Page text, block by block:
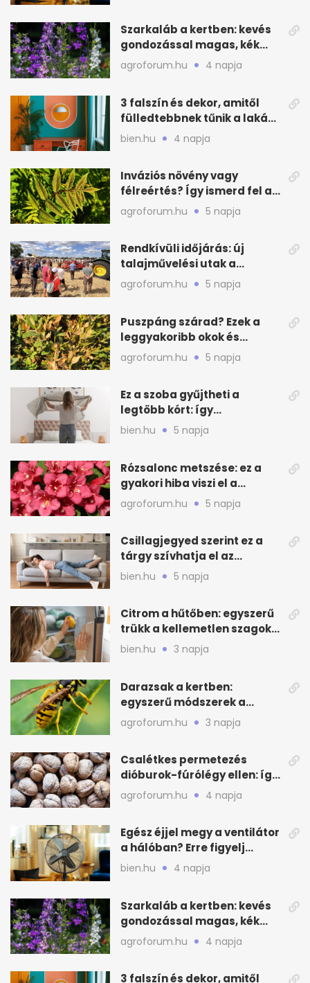
Szarkaláb a kertben: kevés
gondozással magas, kék
virágfalat ad
agroforum.hu 4 napja
3 falszín és dekor, amitől
fülledtebbnek tűnik a lakás
nyáron
bien.hu 4 napja
Inváziós növény vagy
félreértés? Így ismerd fel a
valódi kockázatot
agroforum.hu 5 napja
Rendkívüli időjárás: új
talajművelési utak a
gazdáknak
agroforum.hu 5 napja
Puszpáng szárad? Ezek a
leggyakoribb okok és
teendők
agroforum.hu 5 napja
Ez a szoba gyűjtheti a
legtöbb kórt: így
mélytisztítsd otthon
bien.hu 5 napja
Rózsalonc metszése: ez a
gyakori hiba viszi el a
virágzást
agroforum.hu 5 napja
Csillagjegyed szerint ez a
tárgy szívhatja el az
otthonod energiáját
bien.hu 5 napja
Citrom a hűtőben: egyszerű
trükk a kellemetlen szagok
ellen
bien.hu 3 napja
Darazsak a kertben:
egyszerű módszerek a
távoltartásukra nyáron
agroforum.hu 3 napja
Csalétkes permetezés
dióburok-fúrólégy ellen: így
csináld a kertben
agroforum.hu 4 napja
Egész éjjel megy a ventilátor
a hálóban? Erre figyelj
alvásnál nyáron
bien.hu 4 napja
Szarkaláb a kertben: kevés
gondozással magas, kék
virágfalat ad
agroforum.hu 4 napja
3 falszín és dekor, amitől